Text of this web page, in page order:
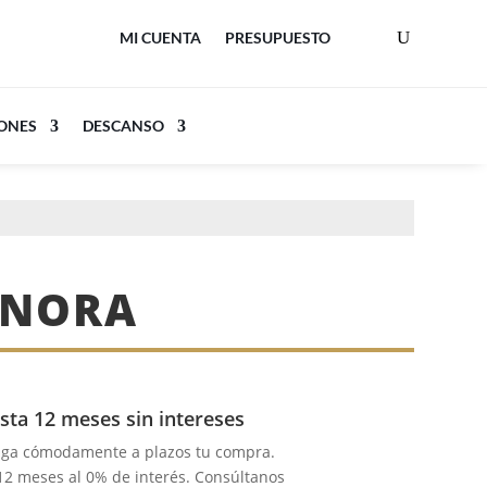
MI CUENTA PRESUPUESTO
DESCANSO
12 meses sin intereses
cómodamente a plazos tu compra.
meses al 0% de interés. Consúltanos